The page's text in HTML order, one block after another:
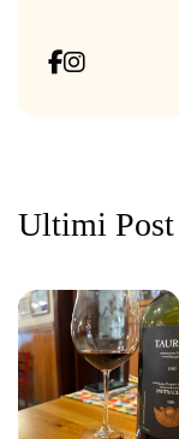
Ultimi Post